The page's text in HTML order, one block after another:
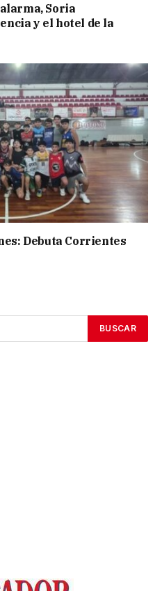
Soria
y el hotel de la
Debuta Corrientes